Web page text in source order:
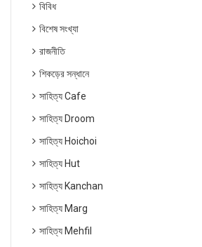
বিবিধ
বিশেষ সংখ্যা
রাজনীতি
শিকড়ের সন্ধানে
সাহিত্য Cafe
সাহিত্য Droom
সাহিত্য Hoichoi
সাহিত্য Hut
সাহিত্য Kanchan
সাহিত্য Marg
সাহিত্য Mehfil